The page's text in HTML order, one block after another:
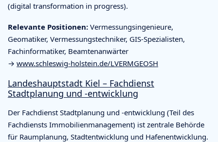
(digital transformation in progress).
Relevante Positionen: Vermessungsingenieure,
Geomatiker, Vermessungstechniker, GIS-Spezialisten,
Fachinformatiker, Beamtenanwärter
→ www.schleswig-holstein.de/LVERMGEOSH
Landeshauptstadt Kiel – Fachdienst
Stadtplanung und -entwicklung
Der Fachdienst Stadtplanung und -entwicklung (Teil des
Fachdiensts Immobilienmanagement) ist zentrale Behörde
für Raumplanung, Stadtentwicklung und Hafenentwicklung.